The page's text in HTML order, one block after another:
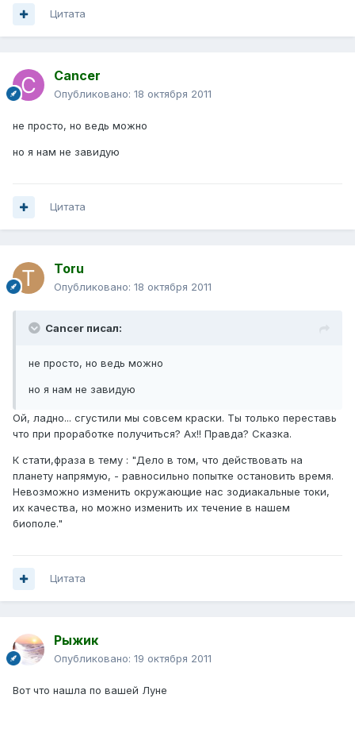
Цитата
Cancer
Опубликовано: 18 октября 2011
не просто, но ведь можно
но я нам не завидую
Цитата
Toru
Опубликовано: 18 октября 2011
Cancer писал:
не просто, но ведь можно
но я нам не завидую
Ой, ладно... сгустили мы совсем краски. Ты только переставь
что при проработке получиться? Ах!! Правда? Сказка.
К стати,фраза в тему : "Дело в том, что действовать на
планету напрямую, - равносильно попытке остановить время.
Невозможно изменить окружающие нас зодиакальные токи,
их качества, но можно изменить их течение в нашем
биополе."
Цитата
Рыжик
Опубликовано: 19 октября 2011
Вот что нашла по вашей Луне